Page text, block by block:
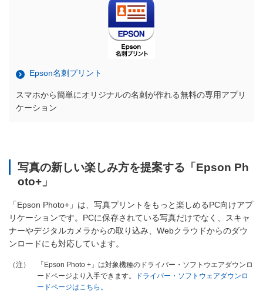
Epson名刺プリント
スマホから簡単にオリジナルの名刺が作れる無料の専用アプリ
ケーション
写真の新しい楽しみ方を提案する「Epson Ph
oto+」
「Epson Photo+」は、写真プリントをもっと楽しめるPC向けアプ
リケーションです。PCに保存されている写真だけでなく、スキャ
ナーやデジタルカメラからの取り込み、Webクラウドからのダウ
ンロードにも対応しています。
（注）
「Epson Photo +」は対象機種のドライバー・ソフトウエアダウンロ
ードページより入手できます。
ドライバー・ソフトウェアダウンロ
ードページはこちら。